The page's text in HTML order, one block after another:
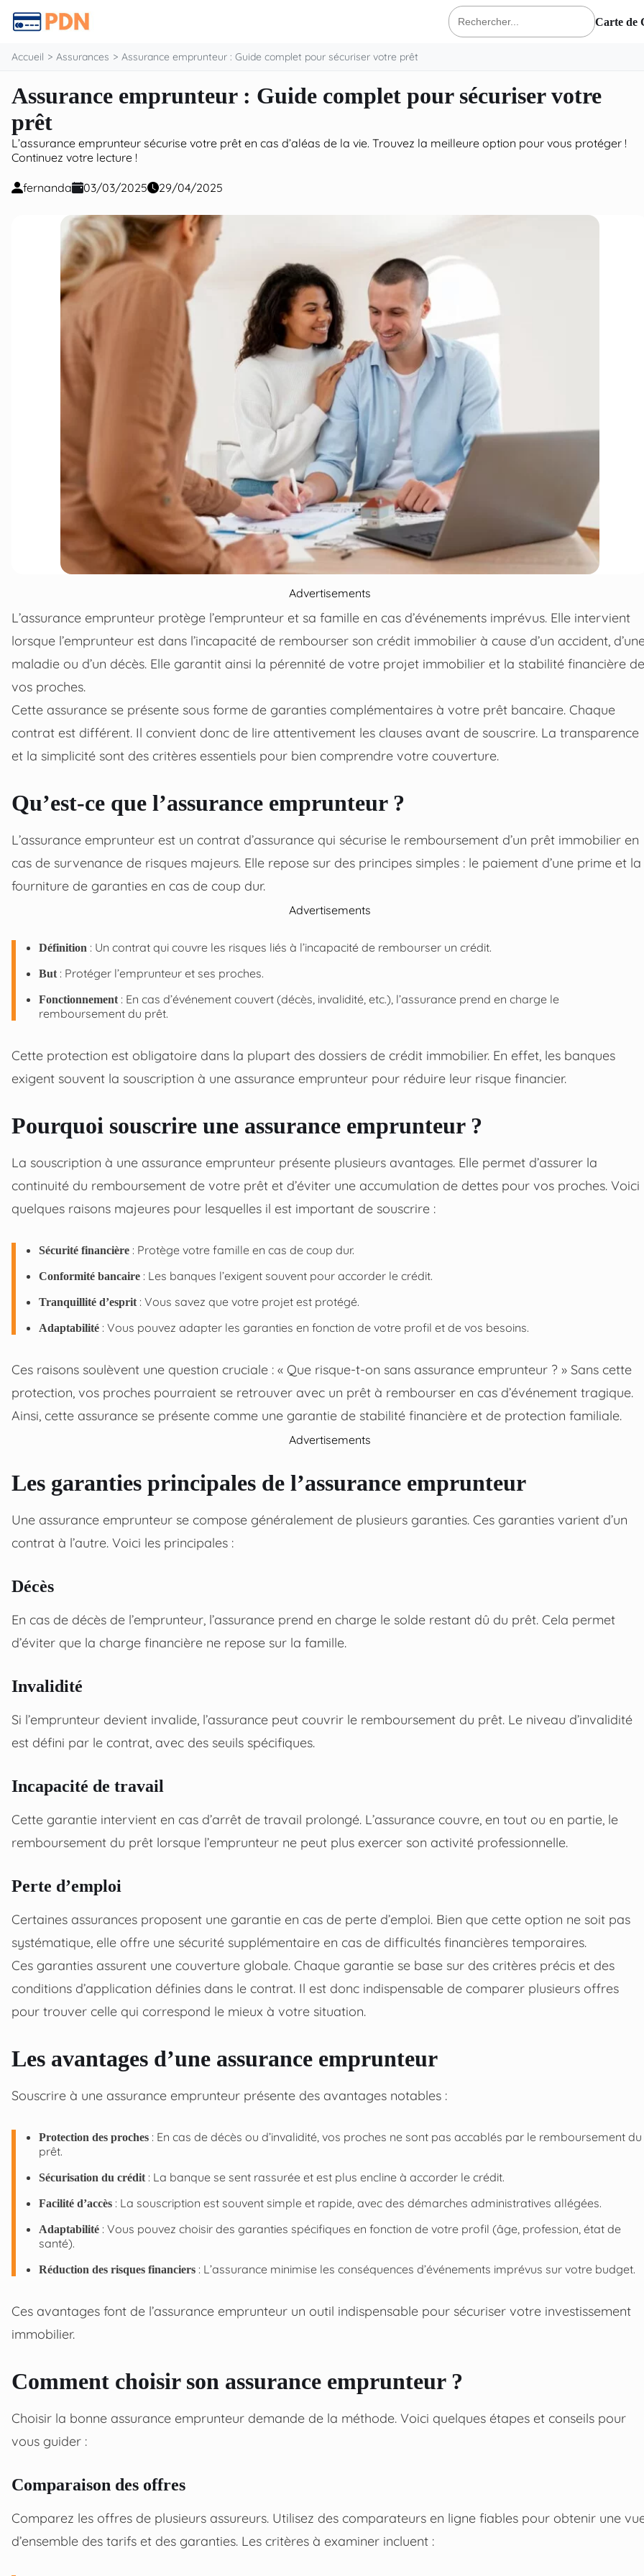
Rechercher
Carte de
Accueil Assurances Assurance emprunteur : Guide complet pour sécuriser votre prêt
Assurance emprunteur : Guide complet pour sécuriser votre
prêt
L’assurance emprunteur sécurise votre prêt en cas d’aléas de la vie. Trouvez la meilleure option pour vous protéger !
Continuez votre lecture !
fernanda 03/03/2025 29/04/2025
Advertisements
L’assurance emprunteur protège l’emprunteur et sa famille en cas d’événements imprévus. Elle intervient
lorsque l’emprunteur est dans l’incapacité de rembourser son crédit immobilier à cause d’un accident,
maladie ou d’un décès. Elle garantit ainsi la pérennité de votre projet immobilier et la stabilité financière de
vos proches.
Cette assurance se présente sous forme de garanties complémentaires à votre prêt bancaire. Chaque
contrat est différent. Il convient donc de lire attentivement les clauses avant de souscrire. La transparence
et la simplicité sont des critères essentiels pour bien comprendre votre couverture.
Qu’est-ce que l’assurance emprunteur ?
L’assurance emprunteur est un contrat d’assurance qui sécurise le remboursement d’un prêt immobilier en
cas de survenance de risques majeurs. Elle repose sur des principes simples : le paiement d’une prime et la
fourniture de garanties en cas de coup dur.
Advertisements
Définition : Un contrat qui couvre les risques liés à l’incapacité de rembourser un crédit.
But : Protéger l’emprunteur et ses proches.
Fonctionnement : En cas d’événement couvert (décès, invalidité, etc.), l’assurance prend en charge le
remboursement du prêt.
Cette protection est obligatoire dans la plupart des dossiers de crédit immobilier. En effet, les banques
exigent souvent la souscription à une assurance emprunteur pour réduire leur risque financier.
Pourquoi souscrire une assurance emprunteur ?
La souscription à une assurance emprunteur présente plusieurs avantages. Elle permet d’assurer la
continuité du remboursement de votre prêt et d’éviter une accumulation de dettes pour vos proches. Voici
quelques raisons majeures pour lesquelles il est important de souscrire :
Sécurité financière : Protège votre famille en cas de coup dur.
Conformité bancaire : Les banques l’exigent souvent pour accorder le crédit.
Tranquillité d’esprit : Vous savez que votre projet est protégé.
Adaptabilité : Vous pouvez adapter les garanties en fonction de votre profil et de vos besoins.
Ces raisons soulèvent une question cruciale : « Que risque-t-on sans assurance emprunteur ? » Sans cette
protection, vos proches pourraient se retrouver avec un prêt à rembourser en cas d’événement tragique.
Ainsi, cette assurance se présente comme une garantie de stabilité financière et de protection familiale.
Advertisements
Les garanties principales de l’assurance emprunteur
Une assurance emprunteur se compose généralement de plusieurs garanties. Ces garanties varient d’un
contrat à l’autre. Voici les principales :
Décès
En cas de décès de l’emprunteur, l’assurance prend en charge le solde restant dû du prêt. Cela permet
d’éviter que la charge financière ne repose sur la famille.
Invalidité
Si l’emprunteur devient invalide, l’assurance peut couvrir le remboursement du prêt. Le niveau d’invalidité
est défini par le contrat, avec des seuils spécifiques.
Incapacité de travail
Cette garantie intervient en cas d’arrêt de travail prolongé. L’assurance couvre, en tout ou en partie, le
remboursement du prêt lorsque l’emprunteur ne peut plus exercer son activité professionnelle.
Perte d’emploi
Certaines assurances proposent une garantie en cas de perte d’emploi. Bien que cette option ne soit pas
systématique, elle offre une sécurité supplémentaire en cas de difficultés financières temporaires.
Ces garanties assurent une couverture globale. Chaque garantie se base sur des critères précis et des
conditions d’application définies dans le contrat. Il est donc indispensable de comparer plusieurs offres
pour trouver celle qui correspond le mieux à votre situation.
Les avantages d’une assurance emprunteur
Souscrire à une assurance emprunteur présente des avantages notables :
Protection des proches : En cas de décès ou d’invalidité, vos proches ne sont pas accablés par le remboursement du
prêt.
Sécurisation du crédit : La banque se sent rassurée et est plus encline à accorder le crédit.
Facilité d’accès : La souscription est souvent simple et rapide, avec des démarches administratives allégées.
Adaptabilité : Vous pouvez choisir des garanties spécifiques en fonction de votre profil (âge, profession, état de
santé).
Réduction des risques financiers : L’assurance minimise les conséquences d’événements imprévus sur votre budget.
Ces avantages font de l’assurance emprunteur un outil indispensable pour sécuriser votre investissement
immobilier.
Comment choisir son assurance emprunteur ?
Choisir la bonne assurance emprunteur demande de la méthode. Voici quelques étapes et conseils pour
vous guider :
Comparaison des offres
Comparez les offres de plusieurs assureurs. Utilisez des comparateurs en ligne fiables pour obtenir une
d’ensemble des tarifs et des garanties. Les critères à examiner incluent :